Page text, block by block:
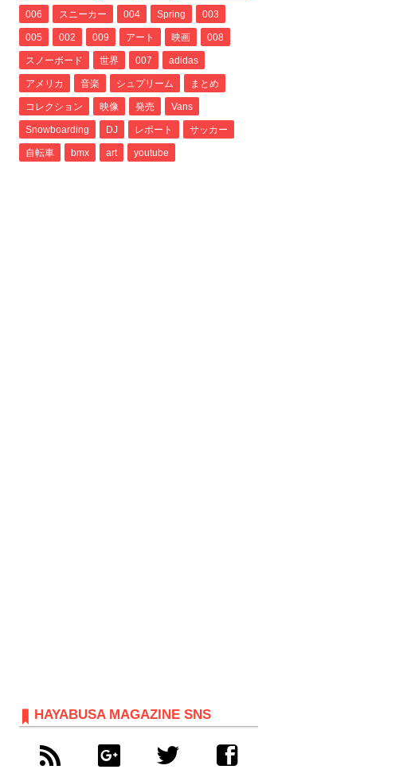
006 スニーカー 004 Spring 003
005 002 009 アート 映画 008
スノーボード 世界 007 adidas
アメリカ 音楽 シュプリーム まとめ
コレクション 映像 発売 Vans
Snowboarding DJ レポート サッカー
自転車 bmx art youtube
HAYABUSA MAGAZINE SNS